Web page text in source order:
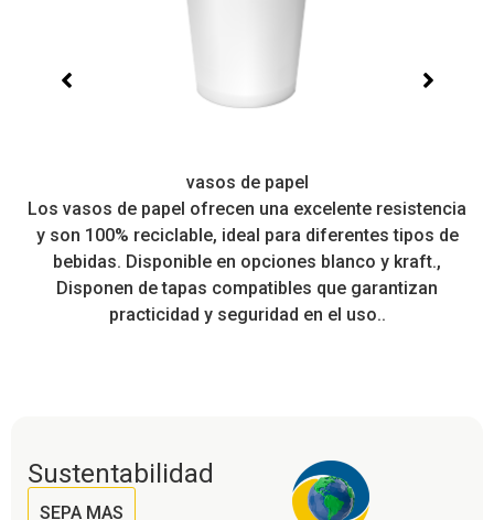
vasos de papel
Los vasos de papel ofrecen una excelente resistencia
y son 100% reciclable, ideal para diferentes tipos de
bebidas. Disponible en opciones blanco y kraft.,
Disponen de tapas compatibles que garantizan
practicidad y seguridad en el uso..
Sustentabilidad
SEPA MAS